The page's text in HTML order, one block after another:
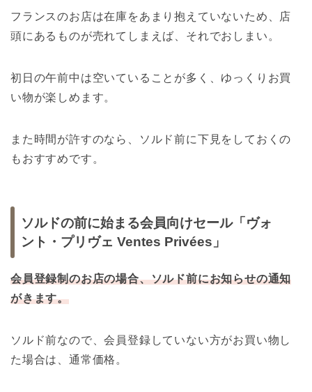
フランスのお店は在庫をあまり抱えていないため、店
頭にあるものが売れてしまえば、それでおしまい。
初日の午前中は空いていることが多く、ゆっくりお買
い物が楽しめます。
また時間が許すのなら、ソルド前に下見をしておくの
もおすすめです。
ソルドの前に始まる会員向けセール「ヴォ
ント・プリヴェ Ventes Privées」
会員登録制のお店の場合、ソルド前にお知らせの通知
がきます。
ソルド前なので、会員登録していない方がお買い物し
た場合は、通常価格。